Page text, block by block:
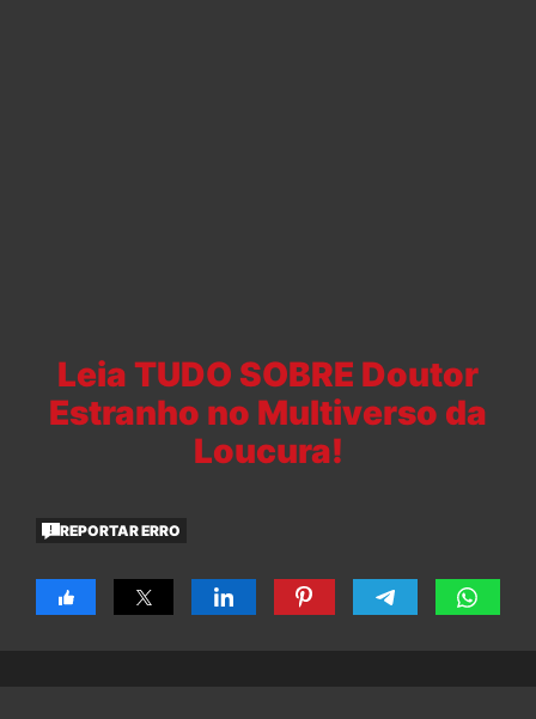
Leia TUDO SOBRE Doutor
Estranho no Multiverso da
Loucura!
REPORTAR ERRO